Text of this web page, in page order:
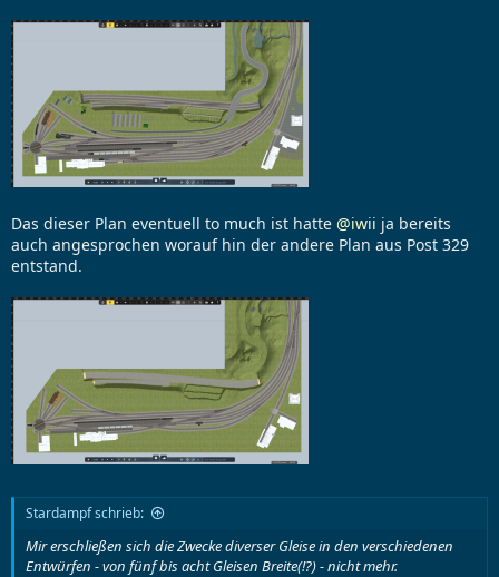
Das dieser Plan eventuell to much ist hatte @iwii ja bereits
auch angesprochen worauf hin der andere Plan aus Post 329
entstand.
Stardampf schrieb:
Mir erschließen sich die ZweckediverserGleise in den verschiedenen
Entwürfen - von fünf bis acht Gleisen Breite(!?) - nicht mehr.